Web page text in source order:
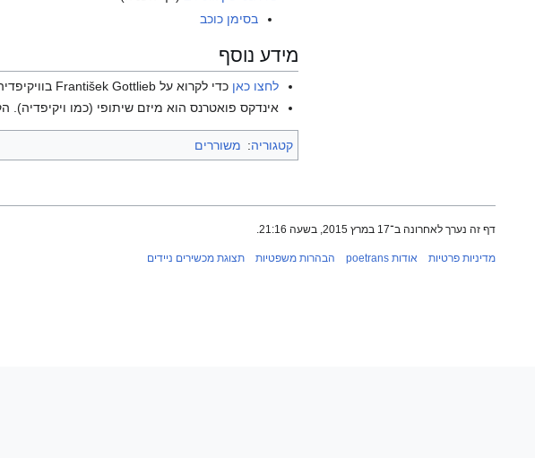
בסימן כוכב
מידע נוסף
לחצו כאן כדי לקרוא על František Gottlieb בוויקיפדיה האנגלית.
אינדקס פואטרנס הוא מיזם שיתופי (כמו
קטגוריה: משוררים
דף זה נערך לאחרונה ב־17 במרץ 2015, בשעה 21:16.
מדיניות פרטיות אודות poetrans הבהרות משפטיות תצוגת מכשירים ניידים